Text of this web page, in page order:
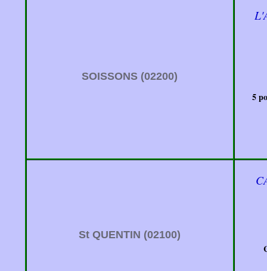
SOISSONS (02200)
5
St QUENTIN (02100)